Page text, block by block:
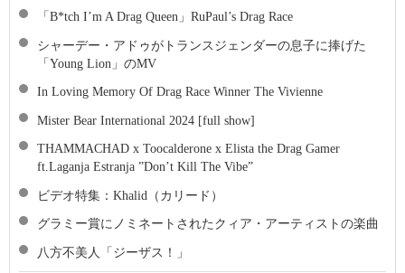
「B*tch I’m A Drag Queen」RuPaul’s Drag Race
シャーデー・アドゥがトランスジェンダーの息子に捧げた
「Young Lion」のMV
In Loving Memory Of Drag Race Winner The Vivienne
Mister Bear International 2024 [full show]
THAMMACHAD x Toocalderone x Elista the Drag Gamer
ft.Laganja Estranja ”Don’t Kill The Vibe”
ビデオ特集：Khalid（カリード）
グラミー賞にノミネートされたクィア・アーティストの楽曲
八方不美人「ジーザス！」